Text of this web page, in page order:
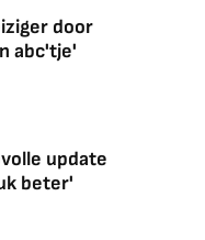
door
abc'tje'
update
beter'